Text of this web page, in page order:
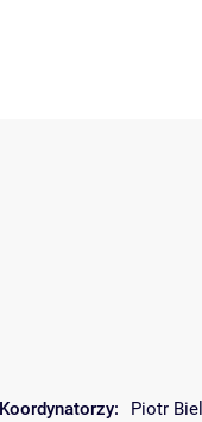
Koordynatorzy: Piotr Biel